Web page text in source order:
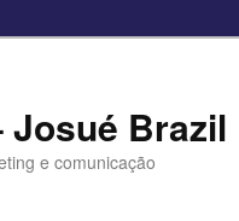
Josué Brazil
e comunicação